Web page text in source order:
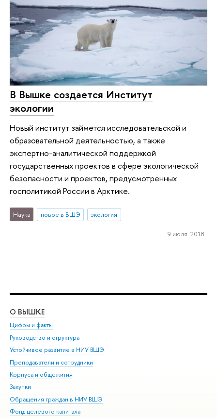
В Вышке создается Институт
экологии
Новый институт займется исследовательской и
образовательной деятельностью, а также
экспертно-аналитической поддержкой
государственных проектов в сфере экологической
безопасности и проектов, предусмотренных
госполитикой России в Арктике.
Наука новое в ВШЭ экология
9 июля 2018
О ВЫШКЕ
Цифры и факты
Руководство и структура
Устойчивое развитие в НИУ ВШЭ
Преподаватели и сотрудники
Корпуса и общежития
Закупки
Обращения граждан в НИУ ВШЭ
Фонд целевого капитала